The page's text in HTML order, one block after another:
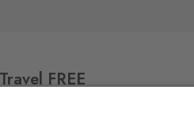
FREE